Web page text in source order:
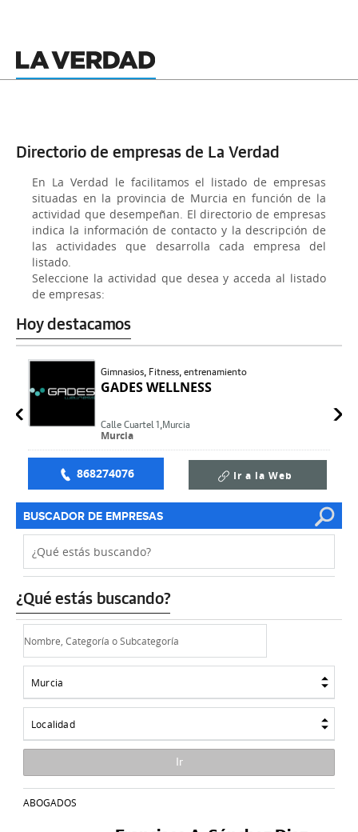
Directorio de empresas de La Verdad
En La Verdad le facilitamos el listado de empresas
situadas en la provincia de Murcia en función de la
actividad que desempeñan. El directorio de empresas
indica la información de contacto y la descripción de
las actividades que desarrolla cada empresa del
listado.
Seleccione la actividad que desea y acceda al listado
de empresas:
Hoy destacamos
Gimnasios, Fitness, entrenamiento
GADES WELLNESS
Murcia
Calle Cuartel 1, Murcia
868274076 Ir a la Web
BUSCADOR DE EMPRESAS
¿Qué estás buscando?
Murcia
Localidad
ABOGADOS